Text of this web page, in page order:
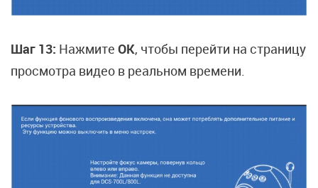
Шаг 13: Нажмите OK, чтобы перейти на страницу
просмотра видео в реальном времени.